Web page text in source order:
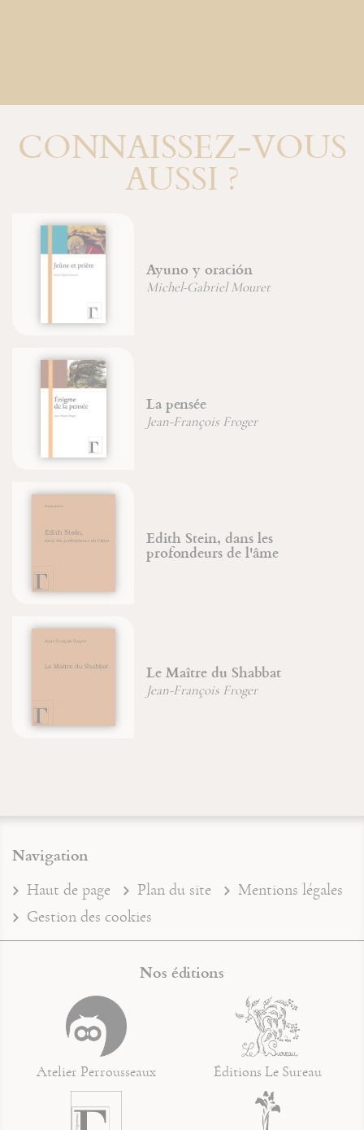
CONNAISSEZ-VOUS
AUSSI ?
Ayuno y oración
Michel-Gabriel Mouret
La pensée
Jean-François Froger
Edith Stein, dans les
profondeurs de l'âme
Le Maître du Shabbat
Jean-François Froger
Navigation
Haut de page Plan du site
Mentions légales
Gestion des cookies
Nos éditions
Atelier Perrousseaux Éditions Le Sureau